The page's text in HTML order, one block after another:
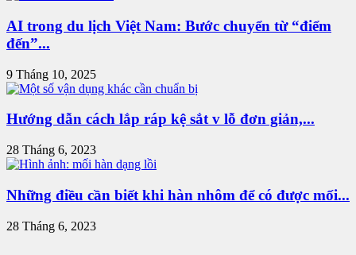
AI trong du lịch Việt Nam: Bước chuyển từ “điểm
đến”...
9 Tháng 10, 2025
Hướng dẫn cách lắp ráp kệ sắt v lỗ đơn giản,...
28 Tháng 6, 2023
Những điều cần biết khi hàn nhôm để có được mối...
28 Tháng 6, 2023